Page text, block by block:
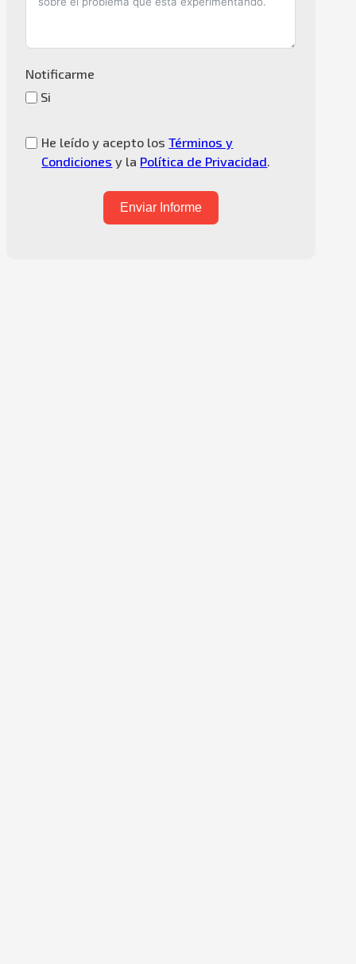
Notificarme
Si
He leído y acepto losTérminos y
Condiciones y la Política de Privacidad.
Enviar Informe